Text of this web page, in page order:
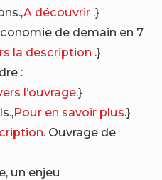
A découvrir .}
de demain en 7
la description .}
:
l’ouvrage.}
Pour en savoir plus.}
. Ouvrage de
un enjeu